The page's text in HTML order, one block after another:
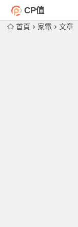
CP值
首頁 家電 文章